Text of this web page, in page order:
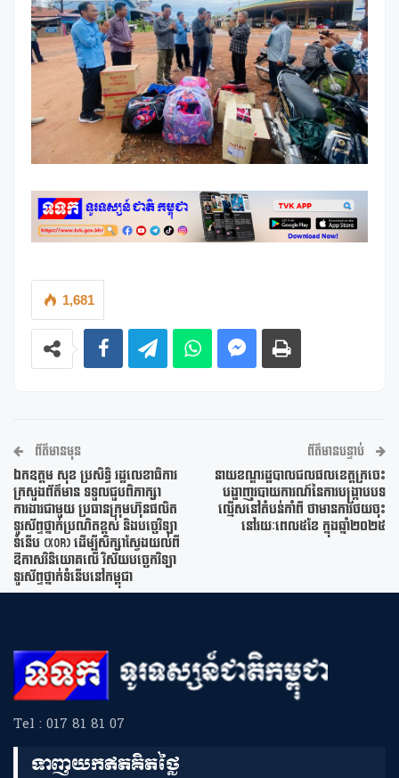
1,681
ព័ត៌មានមុន
ឯកឧត្តម សុខ ប្រសិទ្ធិ រដ្ឋលេខាធិការ
ក្រសួងព័ត៌មាន ទទួលជួបពិភាក្សា
ការងារជាមួយ ប្រធានក្រុមហ៊ុនផលិត
ទូរស័ព្ទថ្នាក់ប្រណិតខ្ពស់ និងបច្ចេវិទ្យា
ទំនើប (XOR) ដើម្បីសិក្សាស្វែងយល់ពី
ឱកាសវិនិយោគលើ វិស័យបច្ចេកវិទ្យា
ទូរស័ព្ទថ្នាក់ទំនើបនៅកម្ពុជា
ព័ត៌មានបន្ទាប់
នាយខណ្ឌរដ្ឋបាលជលផលខេត្តក្រចេះ
បង្ហាញរបាយការណ៍នៃការ​បង្រ្កាប​បទ​
ល្មើសនៅតំបន់កាំពី ថាមានការថយចុះ
នៅ​រយៈពេល​៥ខែ ក្នុងឆ្នាំ២០២៥
Tel : 017 81 81 07
ទាញយកឥតគិតថ្លៃ